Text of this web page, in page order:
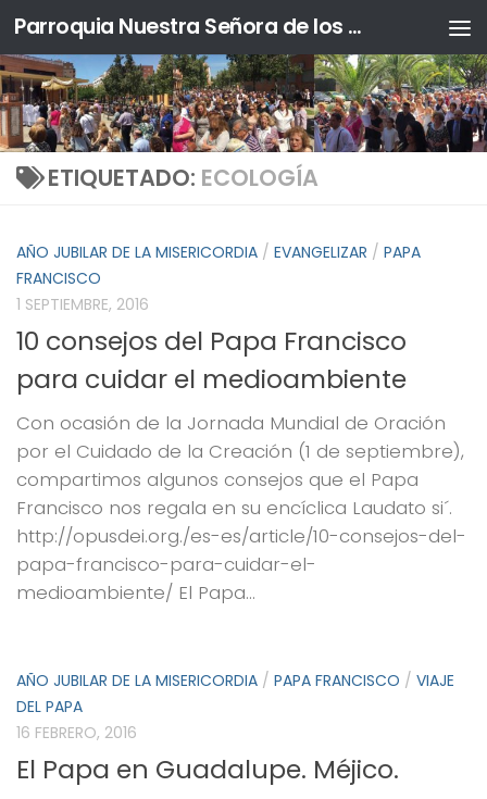
Saltar al contenido Parroquia Nuestra Señora de los Ángeles y Sta. Ángela de la Cruz
ETIQUETADO: ECOLOGÍA
AÑO JUBILAR DE LA MISERICORDIA / EVANGELIZAR / PAPA
FRANCISCO
1 SEPTIEMBRE, 2016
10 consejos del Papa Francisco
para cuidar el medioambiente
Con ocasión de la Jornada Mundial de Oración
por el Cuidado de la Creación (1 de septiembre),
compartimos algunos consejos que el Papa
Francisco nos regala en su encíclica Laudato si´.
http://opusdei.org./es-es/article/10-consejos-del-
papa-francisco-para-cuidar-el-
medioambiente/ El Papa...
AÑO JUBILAR DE LA MISERICORDIA / PAPA FRANCISCO / VIAJE
DEL PAPA
16 FEBRERO, 2016
El Papa en Guadalupe. Méjico.